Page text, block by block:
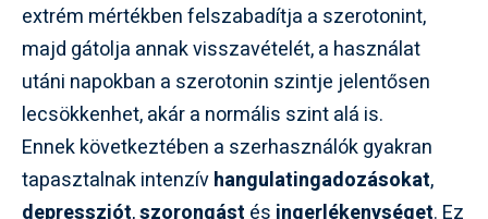
extrém mértékben felszabadítja a szerotonint,
majd gátolja annak visszavételét, a használat
utáni napokban a szerotonin szintje jelentősen
lecsökkenhet, akár a normális szint alá is.
Ennek következtében a szerhasználók gyakran
tapasztalnak intenzívhangulatingadozásokat,
depressziót,szorongást és ingerlékenységet. Ez